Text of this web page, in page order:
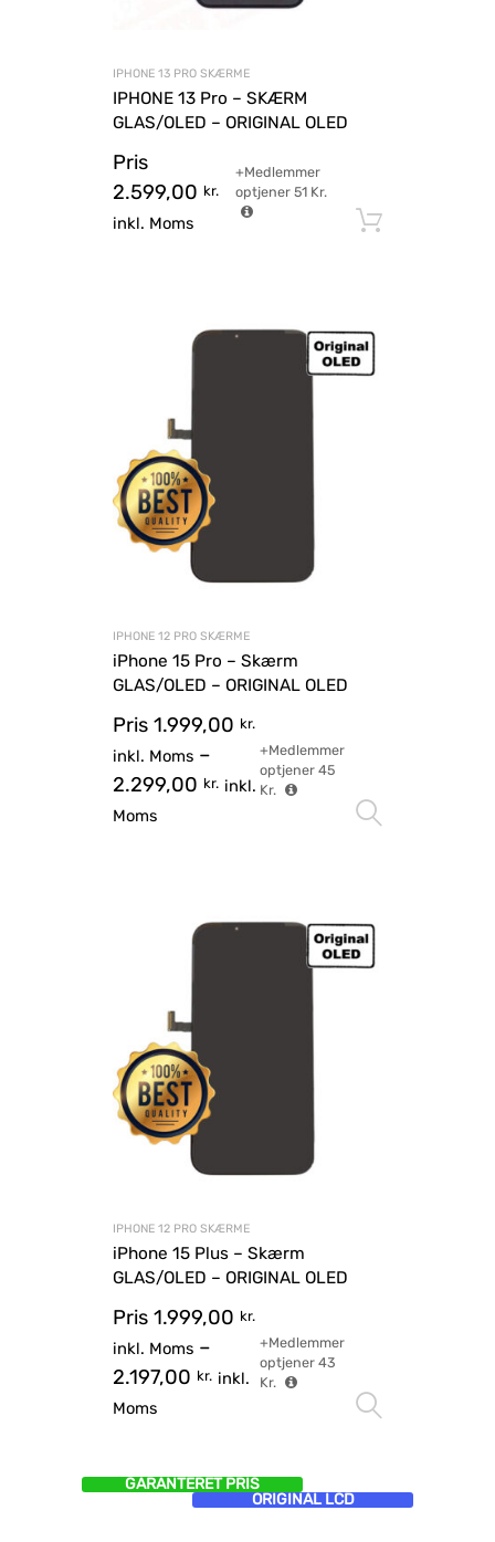
IPHONE 13 PRO SKÆRME
IPHONE 13 Pro – SKÆRM
GLAS/OLED – ORIGINAL OLED
Pris
2.599,00 kr.
inkl. Moms
+Medlemmer
optjener51 Kr.
IPHONE 12 PRO SKÆRME
iPhone 15 Pro – Skærm
GLAS/OLED – ORIGINAL OLED
Pris 1.999,00 kr.
inkl. Moms –
2.299,00 kr. inkl.
Moms
+Medlemmer
optjener 45
Kr.
IPHONE 12 PRO SKÆRME
iPhone 15 Plus – Skærm
GLAS/OLED – ORIGINAL OLED
Pris 1.999,00 kr.
inkl. Moms –
2.197,00 kr. inkl.
Moms
+Medlemmer
optjener 43
Kr.
GARANTERET PRIS
ORIGINAL LCD